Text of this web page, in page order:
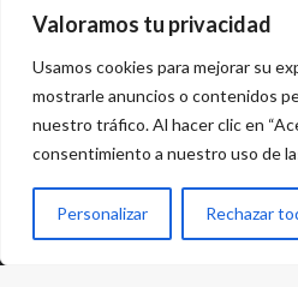
Valoramos tu privacidad
Usamos cookies para mejorar su
mostrarle anuncios o contenidos
nuestro tráfico. Al hacer clic en
consentimiento a nuestro uso de
Personalizar Rechazar